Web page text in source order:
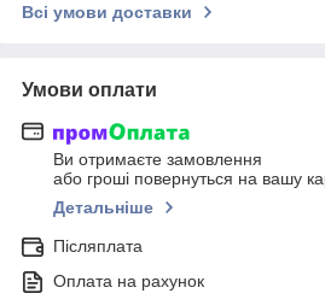
Всі умови доставки
Умови оплати
Ви отримаєте замовлення
або гроші повернуться на вашу
Детальніше
Післяплата
Оплата на рахунок